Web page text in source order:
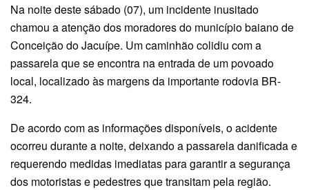
Na noite deste sábado (07), um incidente inusitado
chamou a atenção dos moradores do município baiano de
Conceição do Jacuípe. Um caminhão colidiu com a
passarela que se encontra na entrada de um povoado
local, localizado às margens da importante rodovia BR-
324.
De acordo com as informações disponíveis, o acidente
ocorreu durante a noite, deixando a passarela danificada e
requerendo medidas imediatas para garantir a segurança
dos motoristas e pedestres que transitam pela região.